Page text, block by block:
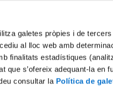
galetes pròpies i de
al lloc web amb
finalitats estadístiques
que s’ofereix adequant-la en
consultar la Política de